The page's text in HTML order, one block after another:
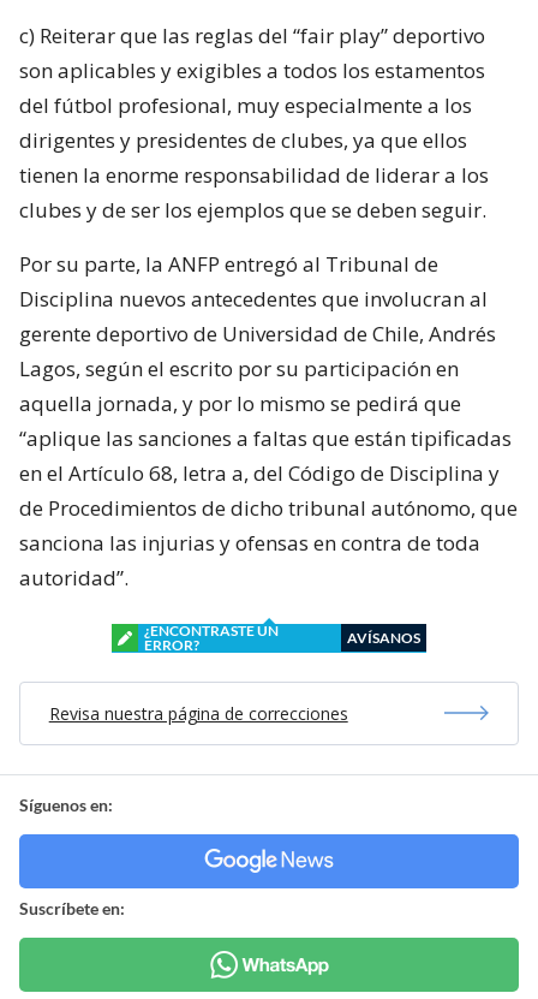
c) Reiterar que las reglas del “fair play” deportivo
son aplicables y exigibles a todos los estamentos
del fútbol profesional, muy especialmente a los
dirigentes y presidentes de clubes, ya que ellos
tienen la enorme responsabilidad de liderar a los
clubes y de ser los ejemplos que se deben seguir.
Por su parte, la ANFP entregó al Tribunal de
Disciplina nuevos antecedentes que involucran al
gerente deportivo de Universidad de Chile, Andrés
Lagos, según el escrito por su participación en
aquella jornada, y por lo mismo se pedirá que
“aplique las sanciones a faltas que están tipificadas
en el Artículo 68, letra a, del Código de Disciplina y
de Procedimientos de dicho tribunal autónomo, que
sanciona las injurias y ofensas en contra de toda
autoridad”.
¿ENCONTRASTE UN
ERROR?
AVÍSANOS
Revisa nuestra página de correcciones
Síguenos en:
Suscríbete en: